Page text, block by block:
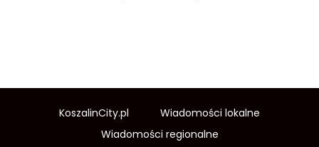
KoszalinCity.pl
Wiadomości lokalne
Wiadomości regionalne